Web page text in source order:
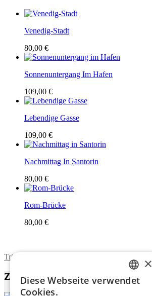
Venedig-Stadt
80,00 €
Sonnenuntergang Im Hafen
109,00 €
Lebendige Gasse
109,00 €
Nachmittag In Santorin
80,00 €
Rom-Brücke
80,00 €
Trimite formularul
Zu diesem Werk
ENGLISH
×
Diese Webseite verwendet
Cookies.